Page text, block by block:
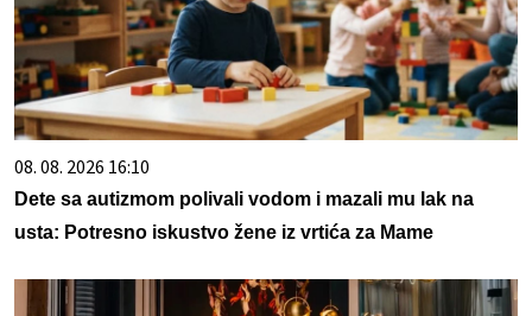
08. 08. 2026 16:10
Dete sa autizmom polivali vodom i mazali mu lak na
usta: Potresno iskustvo žene iz vrtića za Mame